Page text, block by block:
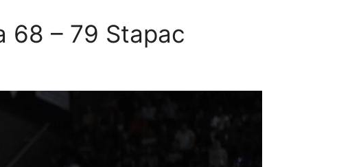
68 – 79 Stapac